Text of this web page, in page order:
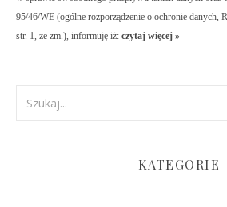
95/46/WE (ogólne rozporządzenie o ochronie
str. 1, ze zm.), informuję iż: czytaj więcej »
KATEGORIE